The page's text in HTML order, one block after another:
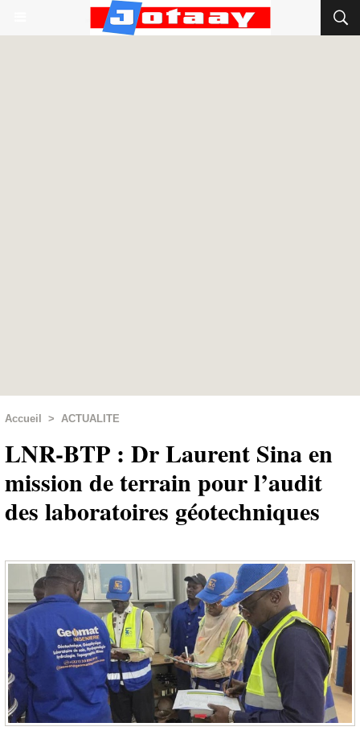
Accueil > ACTUALITE
LNR-BTP : Dr Laurent Sina en
mission de terrain pour l’audit
des laboratoires géotechniques